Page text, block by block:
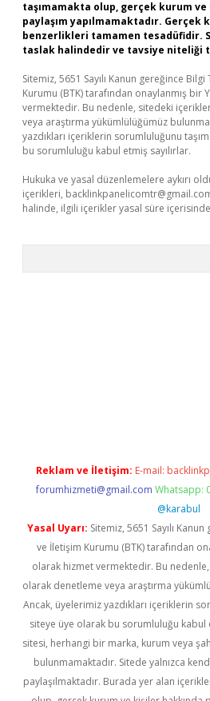
taşımamakta olup, gerçek kurum
paylaşım yapılmamaktadır.
benzerlikleri tamamen tesadüfidir.
taslak halindedir ve tavsiye niteliği
Sitemiz, 5651 Sayılı Kanun gereğince
Kurumu (BTK) tarafından onaylanmış bir
vermektedir. Bu nedenle, sitedeki
veya araştırma yükümlülüğümüz
yazdıkları içeriklerin sorumluluğunu
bu sorumluluğu kabul etmiş sayılırlar.
Hukuka ve yasal düzenlemelere aykırı
içerikleri,
halinde, ilgili içerikler yasal süre
Reklam ve İletişim: E-mail:
forumhizmeti@gmail.com Whatsapp:
@karabul
Yasal Uyarı: Sitemiz, 5651 Sayılı
ve İletişim Kurumu (BTK) tarafından
olarak hizmet vermektedir. Bu
olarak denetleme veya araştırma
Ancak, üyelerimiz yazdıkları içeriklerin
siteye üye olarak bu sorumluluğu kabul
sitesi, herhangi bir marka, kurum veya
bulunmamaktadır. Sitede yalnızca
paylaşılmaktadır. Burada yer alan